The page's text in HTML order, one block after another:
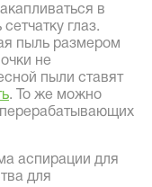
в
глаз.
пыль размером
не
пыли ставят
. То же можно
аспирации для
для